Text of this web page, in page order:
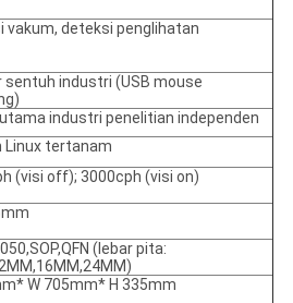
vakum, deteksi penglihatan
sentuh industri (USB mouse
industri penelitian independen
Linux tertanam
(visi off); 3000cph (visi on)
(lebar pita:
W 705mm* H 335mm